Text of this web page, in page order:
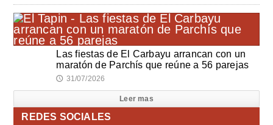
Las fiestas de El Carbayu arrancan con un
maratón de Parchís que reúne a 56 parejas
🕔 31/07/2026
Leer mas
REDES SOCIALES